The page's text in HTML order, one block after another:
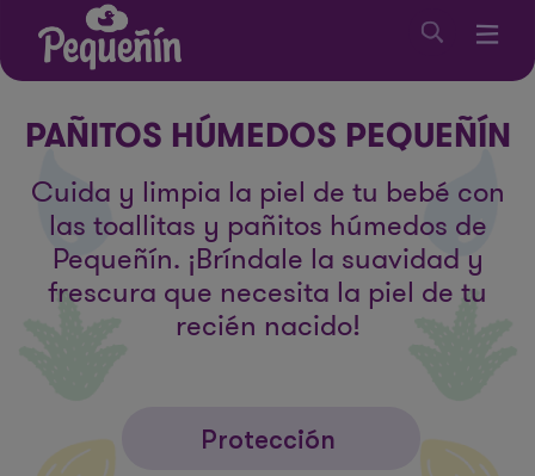
PAÑITOS HÚMEDOS PEQUEÑÍN
Cuida y limpia la piel de tu bebé con
las toallitas y pañitos húmedos de
Pequeñín. ¡Bríndale la suavidad y
frescura que necesita la piel de tu
recién nacido!
Protección